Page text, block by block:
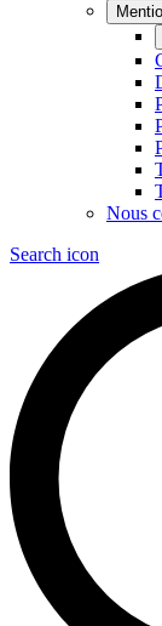
Nous
Search icon